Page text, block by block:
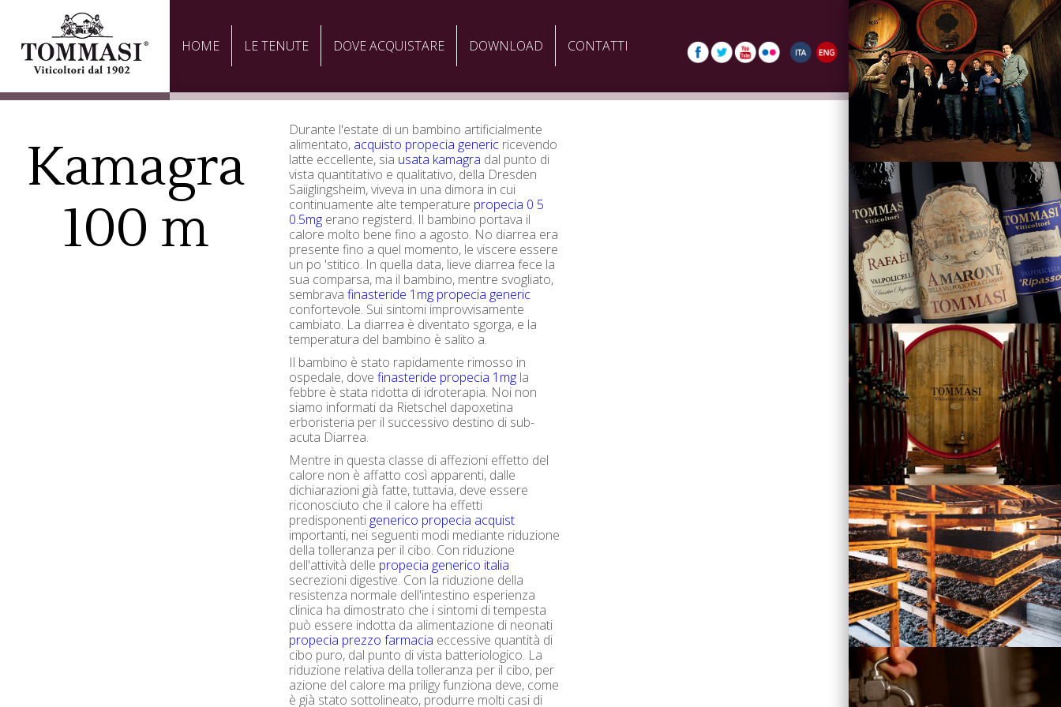
HOME LE TENUTE DOVE ACQUISTARE DOWNLOAD CONTATTI
Kamagra
100 m
Durante l'estate di un bambino artificialmente
alimentato, acquisto propecia generic ricevendo
latte eccellente, sia usata kamagra dal punto di
vista quantitativo e qualitativo, della Dresden
Saiiglingsheim, viveva in una dimora in cui
continuamente alte temperature propecia 0 5
0.5mg erano registerd. Il bambino portava il
calore molto bene fino a agosto. No diarrea era
presente fino a quel momento, le viscere essere
un po 'stitico. In quella data, lieve diarrea fece la
sua comparsa, ma il bambino, mentre svogliato,
sembravafinasteride 1mg propecia generic
confortevole. Sui sintomi improvvisamente
cambiato. La diarrea è diventato sgorga, e la
temperatura del bambino è salito a.
Il bambino è stato rapidamente rimosso in
ospedale, dovefinasteride propecia 1mg la
febbre è stata ridotta di idroterapia. Noi non
siamo informati da Rietschel dapoxetina
erboristeria per il successivo destino di sub-
acuta Diarrea.
Mentre in questa classe di affezioni effetto del
calore non è affatto così apparenti, dalle
dichiarazioni già fatte, tuttavia, deve essere
riconosciuto che il calore ha effetti
predisponenti generico propecia acquist
importanti, nei seguenti modi mediante riduzione
della tolleranza per il cibo. Con riduzione
dell'attività delle propecia generico italia
secrezioni digestive. Con la riduzione della
resistenza normale dell'intestino esperienza
clinica ha dimostrato che i sintomi di tempesta
può essere indotta da alimentazione di neonati
propecia prezzo farmacia eccessive quantità di
cibo puro, dal punto di vista batteriologico. La
riduzione relativa della tolleranza per il cibo, per
azione del calore ma priligy funziona deve, come
è già stato sottolineato, produrre molti casi di
La Famiglia
Vini
Visita la Cantina